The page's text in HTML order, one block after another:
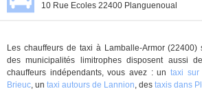
10 Rue Ecoles 22400 Planguenoual
Les chauffeurs de taxi à Lamballe-Armor
des municipalités limitrophes disposent aussi
chauffeurs indépendants, vous avez : un taxi sur
Brieuc, un taxi autours de Lannion, des taxis dans